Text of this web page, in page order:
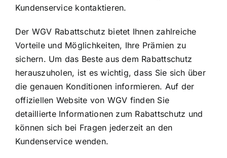
Kundenservice kontaktieren.
Der WGV Rabattschutz bietet Ihnen zahlreiche
Vorteile und Möglichkeiten, Ihre Prämien zu
sichern. Um das Beste aus dem Rabattschutz
herauszuholen, ist es wichtig, dass Sie sich über
die genauen Konditionen informieren. Auf der
offiziellen Website von WGV finden Sie
detaillierte Informationen zum Rabattschutz und
können sich bei Fragen jederzeit an den
Kundenservice wenden.